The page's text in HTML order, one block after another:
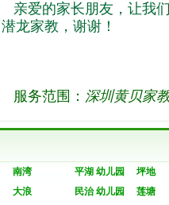
亲爱的家长朋友，让我
潜龙家教，谢谢！
服务范围： 深圳黄贝家
南湾 平湖 幼儿园
坪地
大浪 民治 幼儿园
莲塘